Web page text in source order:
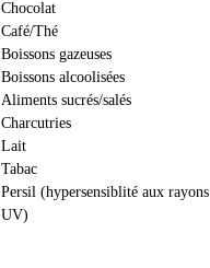
Chocolat
Café/Thé
Boissons gazeuses
Boissons alcoolisées
Aliments sucrés/salés
Charcutries
Lait
Tabac
Persil (hypersensiblité aux rayons
UV)